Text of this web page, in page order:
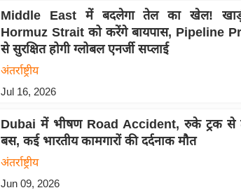
Middle East में बदलेगा तेल का खेल!
Hormuz Strait को करेंगे बायपास, Pipeline
से सुरक्षित होगी ग्लोबल एनर्जी सप्लाई
अंतर्राष्ट्रीय
Jul 16, 2026
Dubai में भीषण Road Accident, रुके ट्रक से
बस, कई भारतीय कामगारों की दर्दनाक मौत
अंतर्राष्ट्रीय
Jun 09, 2026